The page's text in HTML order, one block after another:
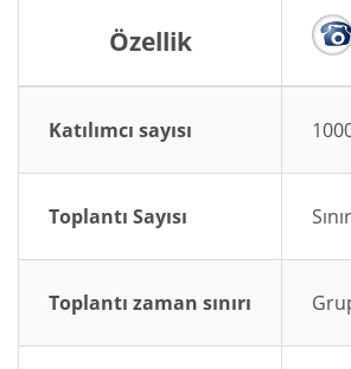
Özellik
Katılımcı sayısı
Toplantı Sayısı
Toplantı zaman sınırı